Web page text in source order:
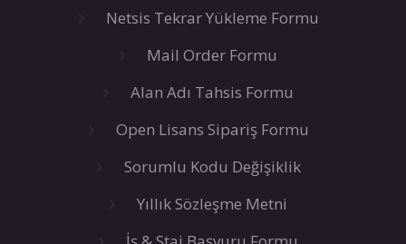
Netsis Tekrar Yükleme Formu
Mail Order Formu
Alan Adı Tahsis Formu
Open Lisans Sipariş Formu
Sorumlu Kodu Değişiklik
Yıllık Sözleşme Metni